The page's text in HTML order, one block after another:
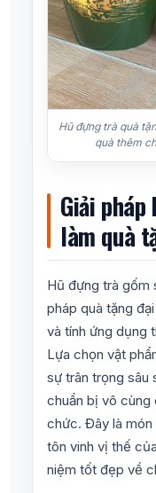
Hũ đựng trà quà
quà thêm
Giải
làm quà
Hũ đựng trà gốm
pháp quà tặng
và tính ứng dụng
Lựa chọn vật
sự trân trọng sâu
chuẩn bị vô cùng
chức. Đây là món
tôn vinh vị thế
niệm tốt đẹp về